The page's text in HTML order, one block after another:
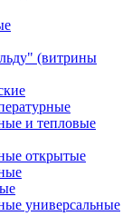
(витрины
и тепловые
открытые
универсальные